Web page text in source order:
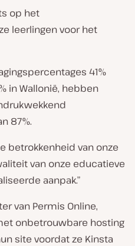
op het
leerlingen voor het
41%
in Wallonië, hebben
87%.
betrokkenheid van onze
van onze educatieve
aanpak.”
van Permis Online,
onbetrouwbare hosting
site voordat ze Kinsta